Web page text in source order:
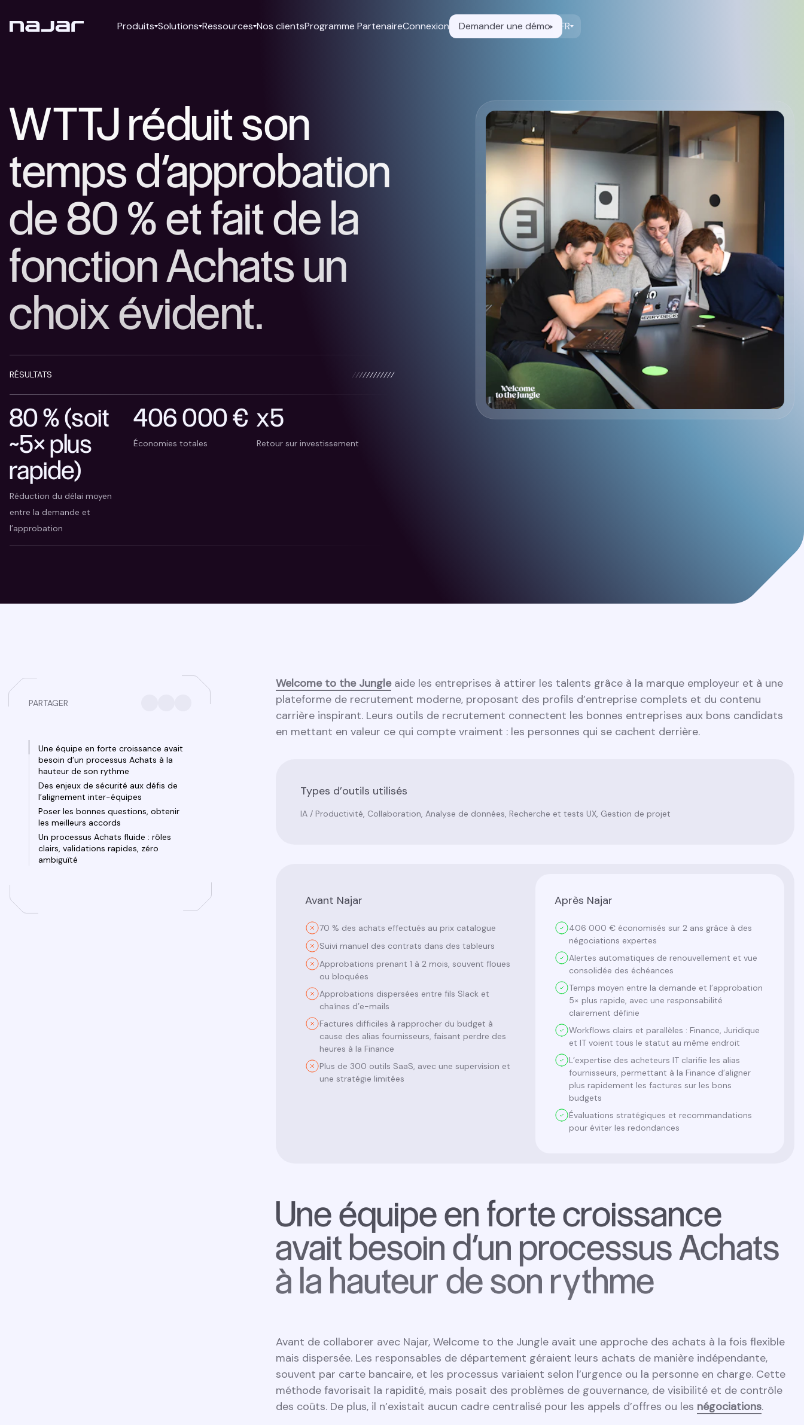
Produits Solutions Ressources Nos clientsProgramme PartenaireConnexion Demander une démo FR
WTTJ réduit son
temps d’approbation
de 80 % et fait de la
fonction Achats un
choix évident.
RÉSULTATS
80 % (soit
~5× plus
rapide)
Réduction du délai moyen
entre la demande et
l’approbation
406 000 €
Économies totales
x5
Retour sur investissement
PARTAGER
Une équipe en forte croissance avait
besoin d’un processus Achats à la
hauteur de son rythme
Des enjeux de sécurité aux défis de
l’alignement inter-équipes
Poser les bonnes questions, obtenir
les meilleurs accords
Un processus Achats fluide : rôles
clairs, validations rapides, zéro
ambiguïté
Welcome to the Jungleaide les entreprises à attirer les talents grâce à la marque employeur et à une
plateforme de recrutement moderne, proposant des profils d’entreprise complets et du contenu
carrière inspirant. Leurs outils de recrutement connectent les bonnes entreprises aux bons candidats
en mettant en valeur ce qui compte vraiment : les personnes qui se cachent derrière.
Types d’outils utilisés
IA / Productivité, Collaboration, Analyse de données, Recherche et tests UX, Gestion de projet
Avant Najar
70 % des achats effectués au prix catalogue
Suivi manuel des contrats dans des tableurs
Approbations prenant 1 à 2 mois, souvent floues
ou bloquées
Approbations dispersées entre fils Slack et
chaînes d’e-mails
Factures difficiles à rapprocher du budget à
cause des alias fournisseurs, faisant perdre des
heures à la Finance
Plus de 300 outils SaaS, avec une supervision et
une stratégie limitées
Après Najar
406 000 € économisés sur 2 ans grâce à des
négociations expertes
Alertes automatiques de renouvellement et vue
consolidée des échéances
Temps moyen entre la demande et l’approbation
5× plus rapide, avec une responsabilité
clairement définie
Workflows clairs et parallèles : Finance, Juridique
et IT voient tous le statut au même endroit
L’expertise des acheteurs IT clarifie les alias
fournisseurs, permettant à la Finance d’aligner
plus rapidement les factures sur les bons
budgets
Évaluations stratégiques et recommandations
pour éviter les redondances
Une équipe en forte croissance
avait besoin d’un processus Achats
à la hauteur de son rythme
Avant de collaborer avec Najar, Welcome to the Jungle avait une approche des achats à la fois flexible
mais dispersée. Les responsables de département géraient leurs achats de manière indépendante,
souvent par carte bancaire, et les processus variaient selon l’urgence ou la personne en charge. Cette
méthode favorisait la rapidité, mais posait des problèmes de gouvernance, de visibilité et de contrôle
des coûts. De plus, il n’existait aucun cadre centralisé pour les appels d’offres ou les négociations.